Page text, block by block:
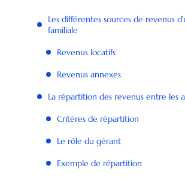
Les différentes sources de revenus
familiale
Revenus locatifs
Revenus annexes
La répartition des revenus entre les
Critères de répartition
Le rôle du gérant
Exemple de répartition